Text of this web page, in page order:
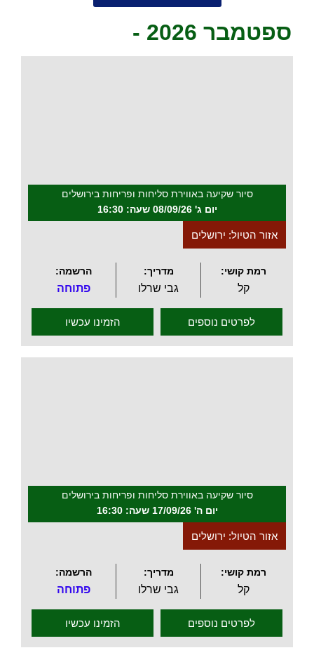
ספטמבר 2026 -
סיור שקיעה באווירת סליחות ופריחות בירושלים
יום ג' 08/09/26 שעה: 16:30
אזור הטיול: ירושלים
רמת קושי:
קל
מדריך:
גבי שרלו
הרשמה:
פתוחה
לפרטים נוספים הזמינו עכשיו
סיור שקיעה באווירת סליחות ופריחות בירושלים
יום ה' 17/09/26 שעה: 16:30
אזור הטיול: ירושלים
רמת קושי:
קל
מדריך:
גבי שרלו
הרשמה:
פתוחה
לפרטים נוספים הזמינו עכשיו